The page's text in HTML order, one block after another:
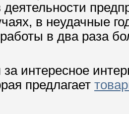
деятельности
в неудачные
в два раза
за интересное
предлагает